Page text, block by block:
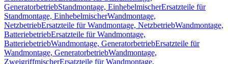
GeneratorbetriebStandmontage, EinhebelmischerErsatzteile für
Standmontage, EinhebelmischerWandmontage,
NetzbetriebErsatzteile für Wandmontage, NetzbetriebWandmontage,
BatteriebetriebErsatzteile für Wandmontage,
BatteriebetriebWandmontage, GeneratorbetriebErsatzteile für
Wandmontage, GeneratorbetriebWandmontage,
ZweigriffmischerErsatzteile für Wandmontage,